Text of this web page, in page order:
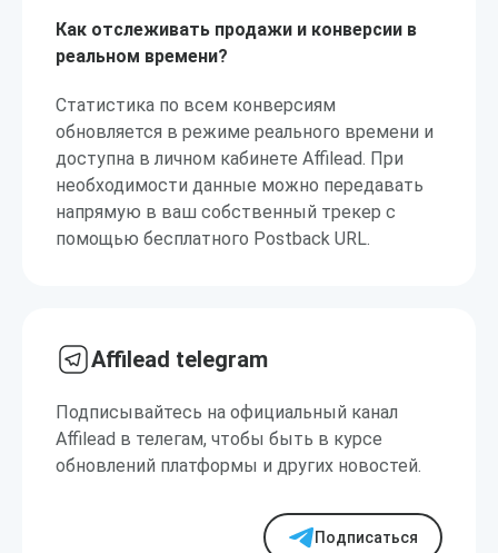
Как отслеживать продажи и конверсии в
реальном времени?
Статистика по всем конверсиям
обновляется в режиме реального времени и
доступна в личном кабинете Affilead. При
необходимости данные можно передавать
напрямую в ваш собственный трекер с
помощью бесплатного Postback URL.
Affilead telegram
Подписывайтесь на официальный канал
Affilead в телегам, чтобы быть в курсе
обновлений платформы и других новостей.
Подписаться